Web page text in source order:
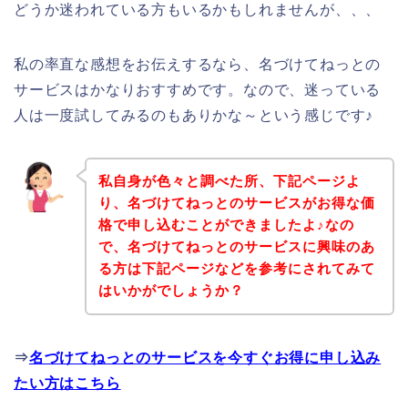
どうか迷われている方もいるかもしれませんが、、、
私の率直な感想をお伝えするなら、名づけてねっとの
サービスはかなりおすすめです。なので、迷っている
人は一度試してみるのもありかな～という感じです♪
私自身が色々と調べた所、下記ページよ
り、名づけてねっとのサービスがお得な価
格で申し込むことができましたよ♪なの
で、名づけてねっとのサービスに興味のあ
る方は下記ページなどを参考にされてみて
はいかがでしょうか？
⇒名づけてねっとのサービスを今すぐお得に申し込み
たい方はこちら